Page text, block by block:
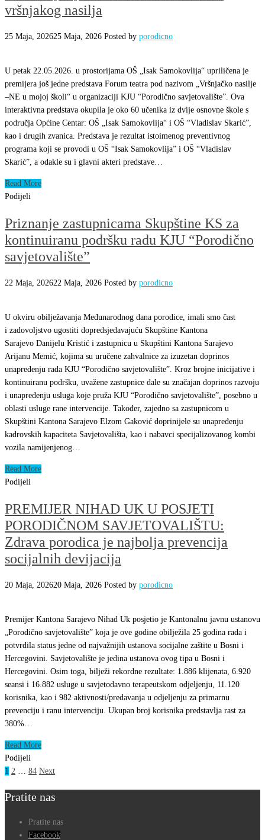
vršnjakog nasilja
25 Maja, 202625 Maja, 2026 Posted by porodicno
U petak 22.05.2026. u prostorijama OŠ „Isak Samokovlija“ upriličena je
premijera još jedne predstava Forum teatra pod nazivom „Vršnjačko nasilje
–NE u mojoj školi“ u organizaciji KJU “Porodično savjetovalište”. Ova
interaktivna predstava okupila je oko 60 učenika iz dvije osnovne škole s
područja Općine Centar: OŠ „Isak Samokovlija“ i OŠ “Vladislav Skarić”,
kao i drugih zvanica. Predstava je rezultat istoimenog preventivnog
programa koji se provodi u OŠ “Isak Samokovlija” i OŠ “Vladislav
Skarić”, a odakle su i glavni akteri predstave…
Read More
Podijeli
Priznanje zastupnicama Skupštine KS za
kontinuiranu podršku radu KJU “Porodično
savjetovalište”
22 Maja, 202622 Maja, 2026 Posted by porodicno
U okviru obilježavanja Međunarodnog dana porodice, imali smo čast
i zadovoljstvo ugostiti dopredsjedavajuću Skupštine Kantona
Sarajevo Danijelu Kristić i zastupnicu u Skupštini Kantona Sarajevo
Arijanu Memić, kojima su uručene zahvalnice za izuzetan doprinos
unapređenju rada KJU “Porodično savjetovalište”. Kroz brojne inicijative i
kontinuiranu podršku, uvažene zastupnice dale su značajan doprinos razvoju
i unapređenju usluga koje pruža KJU “Porodično savjetovalište”, posebno u
oblasti usluge rane intervencije. Također, zajedno sa zastupnicom u
Skupštini Kantona Sarajevo Elzom Gaković doprinijele su unapređenju
kadrovskih kapaciteta Savjetovališta, kao i nabavci specijalizovanog kombi
vozila namijenjenog…
Read More
Podijeli
PREMIJER NIHAD UK U POSJETI
PORODIČNOM SAVJETOVALIŠTU:
Zdrava porodica je najbolja prevencija
socijalnih devijacija
20 Maja, 202620 Maja, 2026 Posted by porodicno
Premijer Kantona Sarajevo Nihad Uk posjetio je Kantonalnu javnu ustanovu
„Porodično savjetovalište” koja je ove godine obilježila 25 godina rada i
potvrdila status jedne od najvažnijih ustanova socijalne zaštite u Bosni i
Hercegovini. Savjetovalište je jedina ustanova ovog tipa u Bosni i
Hercegovini. Osim toga, bilježi rekordne rezultate: 1.886 klijenata, 6.920
seansi i 16.882 usluge u savjetodavno terapeutskom odjeljenju, 11.120
korisnika, kao i 982 aktivnosti/predavanja u odjeljenju za primarnu
prevenciju i ranu intervenciju. Ukupan broj korisnika predstavlja rast za
380%…
Read More
Podijeli
1 2 84 Next
Pratite nas
Pratite nas
Facebook